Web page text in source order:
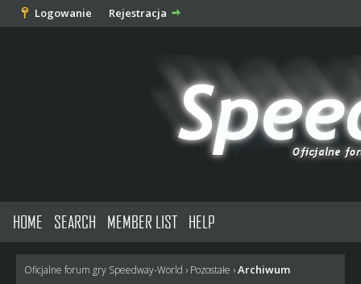
Logowanie Rejestracja
HOME SEARCH MEMBER LIST HELP
Oficjalne forum gry Speedway-World › Pozostałe ›Archiwum